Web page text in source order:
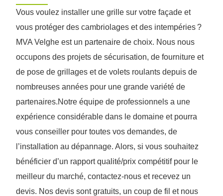
Vous voulez installer une grille sur votre façade et
vous protéger des cambriolages et des intempéries ?
MVA Velghe est un partenaire de choix. Nous nous
occupons des projets de sécurisation, de fourniture et
de pose de grillages et de volets roulants depuis de
nombreuses années pour une grande variété de
partenaires.Notre équipe de professionnels a une
expérience considérable dans le domaine et pourra
vous conseiller pour toutes vos demandes, de
l’installation au dépannage. Alors, si vous souhaitez
bénéficier d’un rapport qualité/prix compétitif pour le
meilleur du marché, contactez-nous et recevez un
devis. Nos devis sont gratuits, un coup de fil et nous